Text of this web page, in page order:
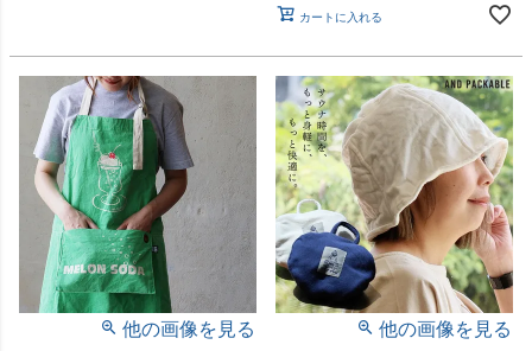
カートに入れる
他の画像を見る 他の画像を見る